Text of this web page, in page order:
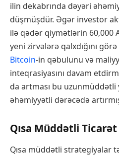
ilin dekabrında dəyəri
düşmüşdür. Əgər investor
ilə qədər qiymətlərin 60,000
yeni zirvələrə qalxdığını
Bitcoin-in qəbulunu və
inteqrasiyasını davam
da artması bu uzunmüddətli
əhəmiyyətli dərəcədə
Qısa Müddətli
Qısa müddətli strategiyalar